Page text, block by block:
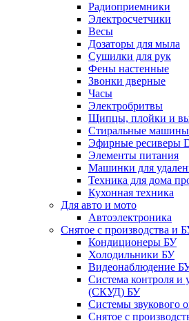
Радиоприемники
Электросчетчики
Весы
Дозаторы для мыла
Сушилки для рук
Фены настенные
Звонки дверные
Часы
Электробритвы
Щипцы, плойки и
Стиральные машины
Эфирные ресиверы
Элементы питания
Машинки для
Техника для дома
Кухонная техника
Для авто и мото
Автоэлектроника
Снятое с производства и
Кондиционеры БУ
Холодильники БУ
Видеонаблюдение
Система контроля и
(СКУД) БУ
Системы звукового
Снятое с